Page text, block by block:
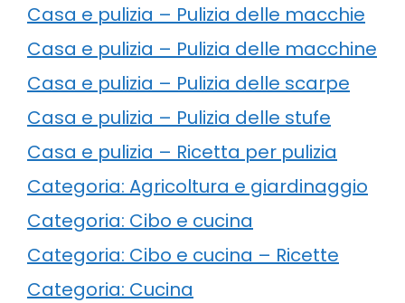
Casa e pulizia – Pulizia delle macchie
Casa e pulizia – Pulizia delle macchine
Casa e pulizia – Pulizia delle scarpe
Casa e pulizia – Pulizia delle stufe
Casa e pulizia – Ricetta per pulizia
Categoria: Agricoltura e giardinaggio
Categoria: Cibo e cucina
Categoria: Cibo e cucina – Ricette
Categoria: Cucina